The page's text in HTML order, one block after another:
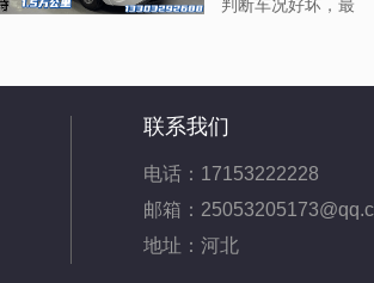
判断车况好坏，最
联系我们
电话：17153222228
邮箱：
地址：河北